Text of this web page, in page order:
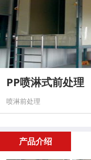
PP喷淋式前处理
喷淋前处理
产品介绍